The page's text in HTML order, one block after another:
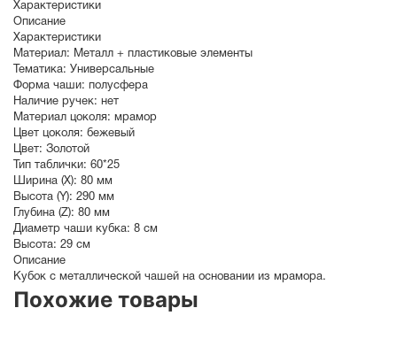
Характеристики
Описание
Характеристики
Материал: Металл + пластиковые элементы
Тематика: Универсальные
Форма чаши: полусфера
Наличие ручек: нет
Материал цоколя: мрамор
Цвет цоколя: бежевый
Цвет: Золотой
Тип таблички: 60*25
Ширина (X): 80 мм
Высота (Y): 290 мм
Глубина (Z): 80 мм
Диаметр чаши кубка: 8 см
Высота: 29 см
Описание
Кубок с металлической чашей на основании из мрамора.
Похожие товары